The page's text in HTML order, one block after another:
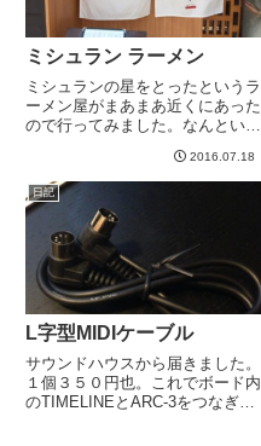
ミシュラン ラーメン
ミシュランの星をとったというラ
ーメン屋がまあまあ近くにあった
ので行ってみました。なんという
するんだけど、すごいあっさり。
普通のラーメンだとここからく
る！ってところで味が消えて無く
なる感じ。これは初めての食感
2016.07.18
日記
L字型MIDIケーブル
サウンドハウスから届きました。
１個３５０円也。これでボード内
のTIMELINEとARC-3をつなぎま